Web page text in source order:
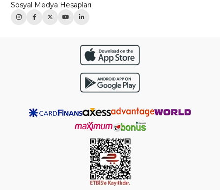
Sosyal Medya Hesapları